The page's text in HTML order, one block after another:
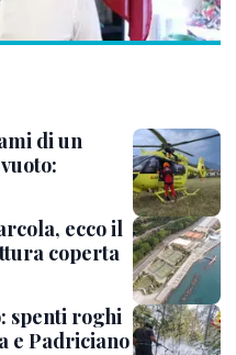
di un
ecco il
coperta
spenti roghi
e Padriciano